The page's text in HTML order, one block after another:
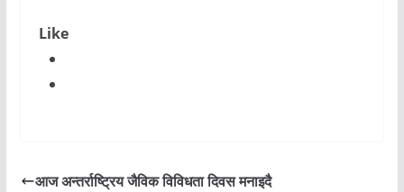
Like
आज अन्तर्राष्ट्रिय जैविक विविधता दिवस मनाइदै